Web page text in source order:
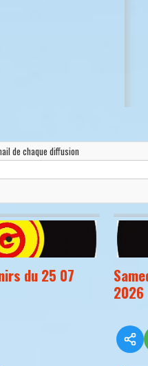
de chaque diffusion
du 25 07
2026